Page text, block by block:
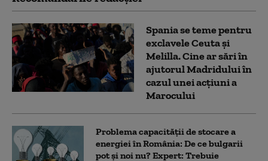
Spania se teme pentru
exclavele Ceuta și
Melilla. Cine ar sări în
ajutorul Madridului în
cazul unei acțiuni a
Marocului
Problema capacității de stocare a
energiei în România: De ce bulgarii
pot și noi nu? Expert: Trebuie